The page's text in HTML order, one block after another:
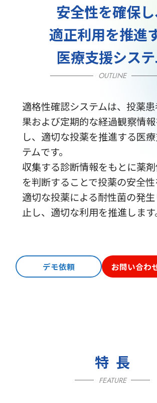
安全性を確保し
適正利用を推進
医療支援シス
OUTLINE
適格性確認システムは、投薬
果および定期的な経過観察情
し、適切な投薬を推進する医
テムです。
収集する診断情報をもとに薬
を判断することで投薬の安全
適切な投薬による耐性菌の発
止し、適切な利用を推進します
デモ依頼 お問い合わ
特長
FEATURE